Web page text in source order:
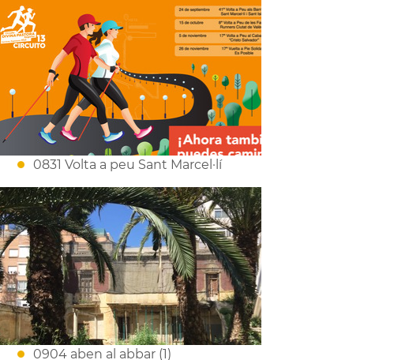
0831 Volta a peu Sant Marcel·lí
0904 aben al abbar (1)